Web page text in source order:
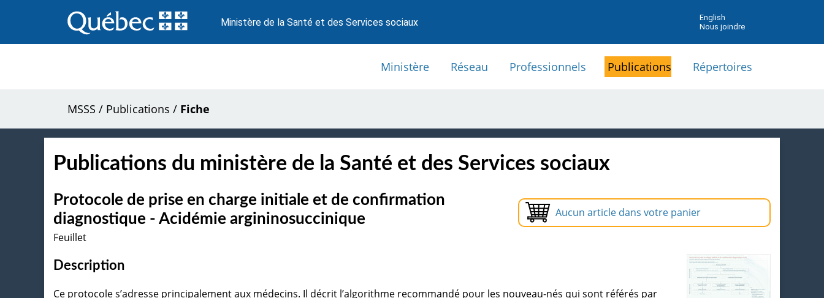
au
contenu
Ministère de la Santé et des Services sociaux
English
Nous joindre
Ministère Réseau Professionnels Publications Répertoires
MSSS / Publications / Fiche
Publications du ministère de la Santé et des Services sociaux
Aucun article dans votre panier
Protocole de prise en charge initiale et de confirmation
diagnostique - Acidémie argininosuccinique
Feuillet
Description
Ce protocole s’adresse principalement aux médecins. Il décrit l’algorithme recommandé pour les nouveau-nés qui sont référés par